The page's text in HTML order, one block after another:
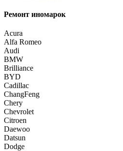
Ремонт иномарок
Acura
Alfa Romeo
Audi
BMW
Brilliance
BYD
Cadillac
ChangFeng
Chery
Chevrolet
Citroen
Daewoo
Datsun
Dodge